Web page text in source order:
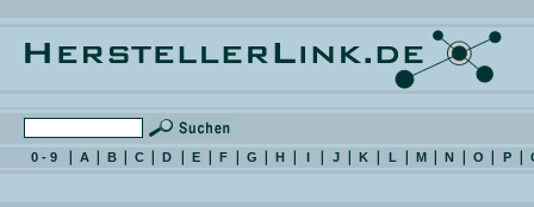
0 - 9 A B C D E F G H I J K L M N O P